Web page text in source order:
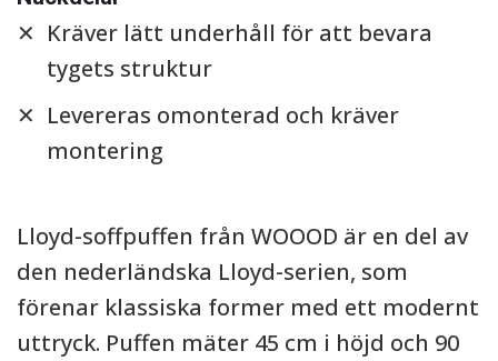
Lloyd-soffpuffen från WOOOD är en del av
den nederländska Lloyd-serien, som
förenar klassiska former med ett modernt
uttryck. Puffen mäter 45 cm i höjd och 90
Kräver lätt underhåll för att bevara
tygets struktur
Levereras omonterad och kräver
montering